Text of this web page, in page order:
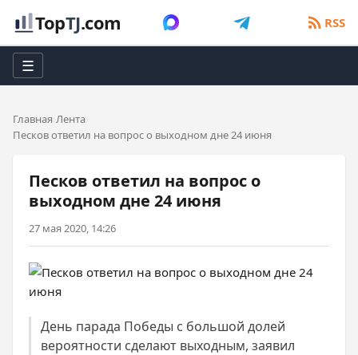
TopTJ.com RSS
☰
Главная Лента
Песков ответил на вопрос о выходном дне 24 июня
Песков ответил на вопрос о
выходном дне 24 июня
27 мая 2020, 14:26
День парада Победы с большой долей
вероятности сделают выходным, заявил